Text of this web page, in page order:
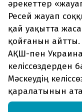
әрекеттер
Ресей жауап
қай уақытта
қойғанын
АҚШ-пен
келіссөздерден
Мәскеудің
қаралатынын